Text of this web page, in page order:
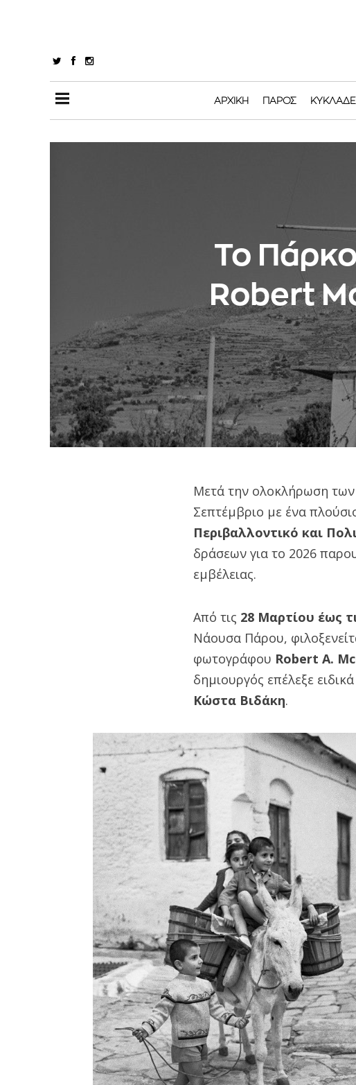
ΑΡΧΙΚΉ ΠΆΡΟΣ
Το
Robert
Μετά την ολοκλήρωση των
Σεπτέμβριο με ένα
Περιβαλλοντικό και
δράσεων για το 2026
εμβέλειας.
Από τις 28 Μαρτίου έως
Νάουσα Πάρου,
φωτογράφου Robert A.
δημιουργός επέλεξε
Κώστα Βιδάκη.